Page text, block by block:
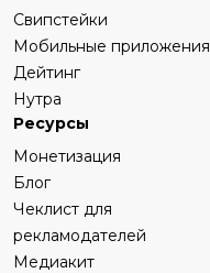
Свипстейки
Мобильные приложения
Дейтинг
Нутра
Ресурсы
Монетизация
Блог
Чеклист для
рекламодателей
Медиакит